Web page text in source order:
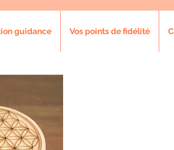
guidance Vos points de fidélité